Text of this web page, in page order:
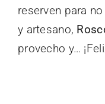
reserven para
y artesano,
provecho y…